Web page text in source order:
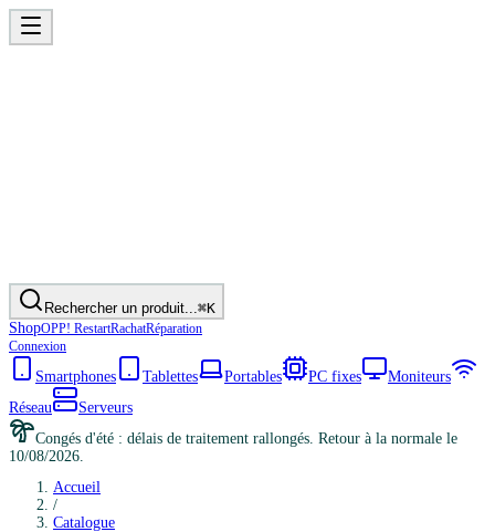
Rechercher un produit...⌘K
ShopOPP! RestartRachatRéparation
Connexion
Smartphones Tablettes Portables PC fixes
Moniteurs
Réseau
Serveurs
Congés d'été : délais de traitement rallongés. Retour à la normale le
10/08/2026.
Accueil
/
Catalogue